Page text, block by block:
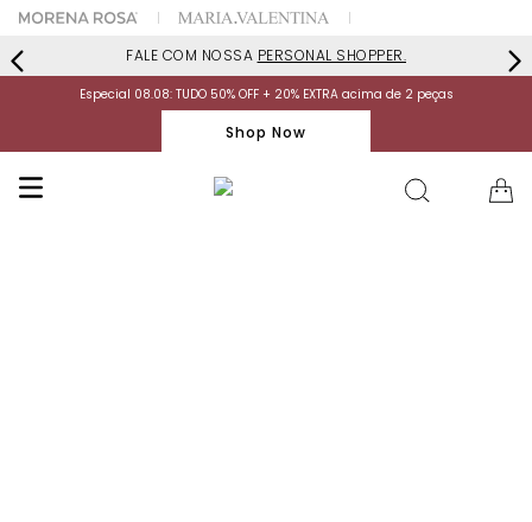
FALE COM NOSSA PERSONAL SHOPPER.
Especial 08.08: TUDO 50% OFF + 20% EXTRA acima de 2 peças
Shop Now